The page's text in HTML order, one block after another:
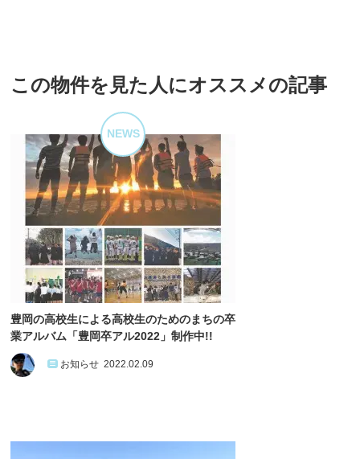
この物件を見た人にオススメの記事
豊岡の高校生による高校生のためのまちの卒
業アルバム「豊岡卒アル2022」制作中!!
お知らせ 2022.02.09
NEWS